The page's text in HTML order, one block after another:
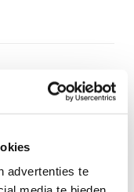
advertenties te